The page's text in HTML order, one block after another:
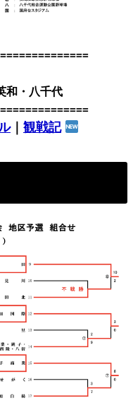
和・八千代
｜ 観戦記